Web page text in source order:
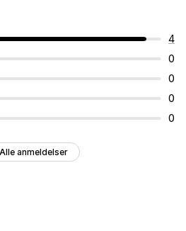
4
0
0
0
0
Alle anmeldelser